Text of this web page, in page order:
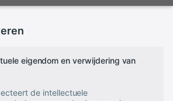
eigendom en verwijdering van
de intellectuele